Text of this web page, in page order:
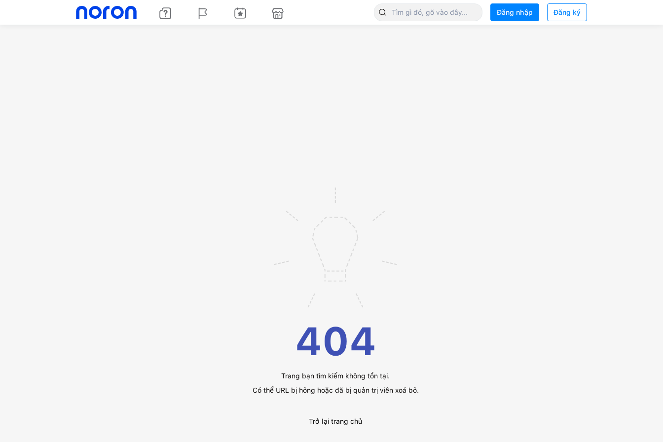
Đăng nhập Đăng ký
404
Trang bạn tìm kiếm không tồn tại.
Có thể URL bị hỏng hoặc đã bị quản trị viên xoá bỏ.
Trở lại trang chủ